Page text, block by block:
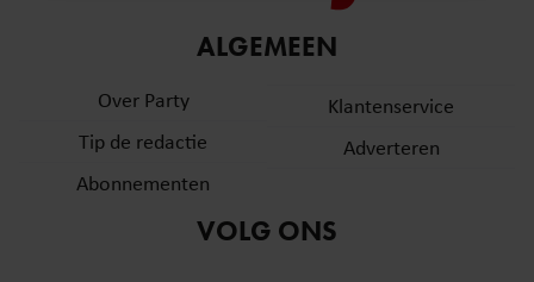
partners voor social media, adverteren en analyse. Deze
informatie die u aan ze heeft verstrekt of die ze hebben
verzameld op basis van uw gebruik van hun services. U
gebruiken.
ALGEMEEN
Over Party
Tip de redactie
Abonnementen
Klantenservice
Adverteren
VOLG ONS